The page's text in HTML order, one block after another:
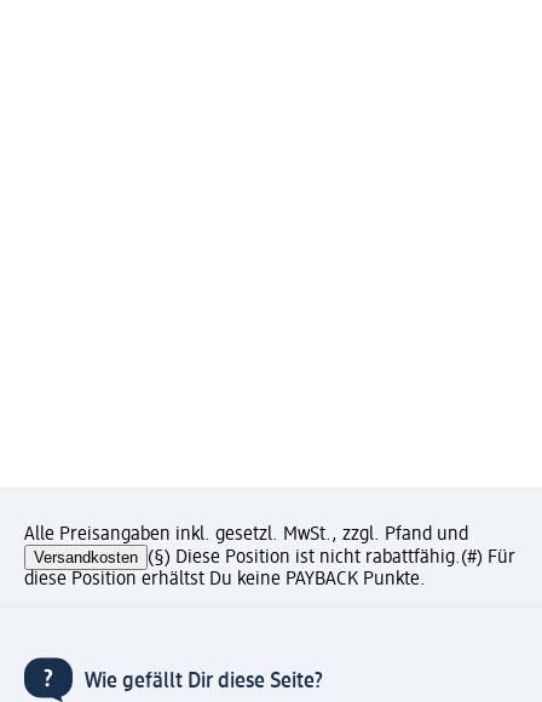
Alle Preisangaben inkl. gesetzl. MwSt., zzgl. Pfand und
Versandkosten (§) Diese Position ist nicht rabattfähig.(#) Für
diese Position erhältst Du keine PAYBACK Punkte.
Wie gefällt Dir diese Seite?